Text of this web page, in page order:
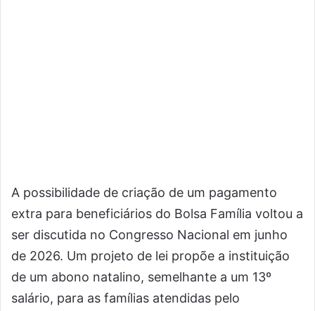
A possibilidade de criação de um pagamento
extra para beneficiários do Bolsa Família voltou a
ser discutida no Congresso Nacional em junho
de 2026. Um projeto de lei propõe a instituição
de um abono natalino, semelhante a um 13º
salário, para as famílias atendidas pelo